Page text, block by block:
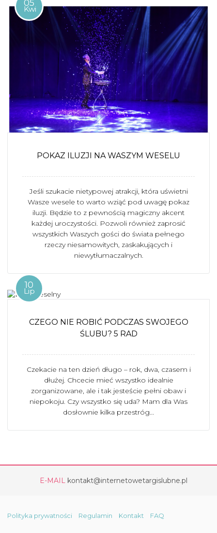
05
Kwi
POKAZ ILUZJI NA WASZYM WESELU
Jeśli szukacie nietypowej atrakcji, która uświetni
Wasze wesele to warto wziąć pod uwagę pokaz
iluzji. Będzie to z pewnością magiczny akcent
każdej uroczystości. Pozwoli również zaprosić
wszystkich Waszych gości do świata pełnego
rzeczy niesamowitych, zaskakujących i
niewytłumaczalnych.
10
Lip
CZEGO NIE ROBIĆ PODCZAS SWOJEGO
ŚLUBU? 5 RAD
Czekacie na ten dzień długo – rok, dwa, czasem i
dłużej. Chcecie mieć wszystko idealnie
zorganizowane, ale i tak jesteście pełni obaw i
niepokoju. Czy wszystko się uda? Mam dla Was
dosłownie kilka przestróg...
E-MAIL kontakt@internetowetargislubne.pl
Polityka prywatności Regulamin Kontakt FAQ